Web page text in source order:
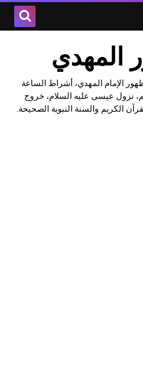
المهدي
الإمام المهدي، أشراط الساعة
نزول عيسى عليه السلام، خروج
الكريم والسنة النبوية الصحيحة.